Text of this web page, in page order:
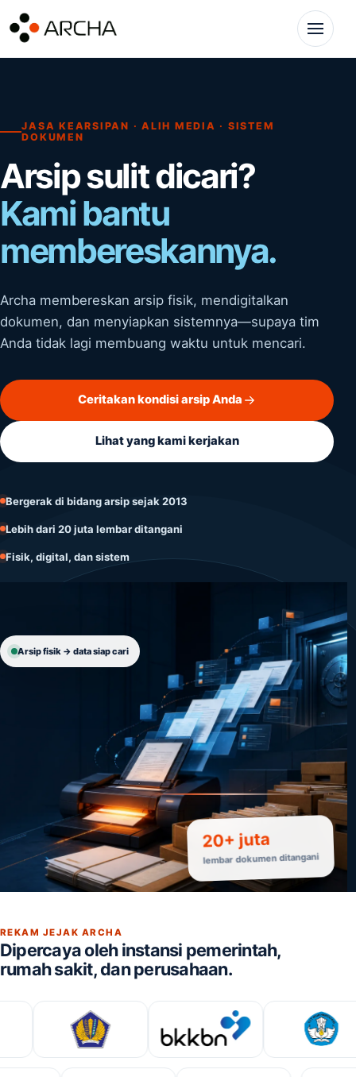
Lewati ke konten
Buka
Pengelolaan & Penataan Arsip
Alih Media & Digitalisasi
Pengembangan & Solusi IT
Digitalisasi Rekam Medis
JASA KEARSIPAN · ALIH MEDIA · SISTEM
DOKUMEN
Arsip sulit dicari?
Kami bantu
membereskannya.
Archa membereskan arsip fisik, mendigitalkan
dokumen, dan menyiapkan sistemnya—supaya tim
Anda tidak lagi membuang waktu untuk mencari.
Ceritakan kondisi arsip Anda
Lihat yang kami kerjakan
Bergerak di bidang arsip sejak 2013
Lebih dari 20 juta lembar ditangani
Fisik, digital, dan sistem
20+ juta
lembar dokumen ditangani
Arsip fisik → data siap cari
REKAM JEJAK ARCHA
Dipercaya oleh instansi pemerintah,
rumah sakit, dan perusahaan.